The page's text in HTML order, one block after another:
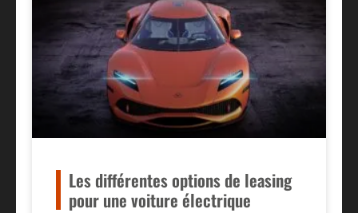
Les différentes options de leasing
pour une voiture électrique